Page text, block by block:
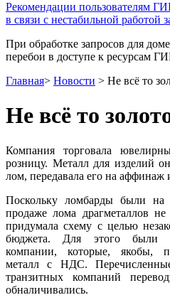
Рекомендации пользователям
в связи с нестабильной работой
При обработке запросов для
перебои в доступе к ресурсам
Главная> Новости > Не всё то
Не всё то
Компания торговала
розницу. Металл для изделий
лом, передавала его на аффинаж
Поскольку ломбарды были
продаже лома драгметаллов
придумала схему с целью
бюджета. Для этого были
компании, которые, якобы,
металл с НДС.
транзитных компаний
обналичивались.